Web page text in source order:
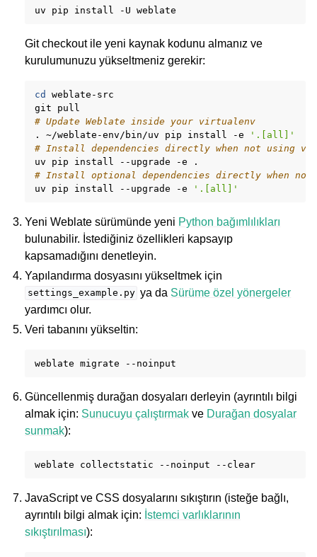
uv pip install -U
Git checkout ile yeni kaynak kodunu almanız ve
kurulumunuzu yükseltmeniz gerekir:
cd
weblate-src
git
# Update Weblate inside your virtualenv
.
~/weblate-env/bin/uv pip install -e
'.[all]'
# Install dependencies directly when not using
uv
pip install --upgrade -e
# Install optional dependencies directly when
uv
pip install --upgrade -e '.[all]'
Yeni Weblate sürümünde yeni Python bağımlılıkları
bulunabilir. İstediğiniz özellikleri kapsayıp
kapsamadığını denetleyin.
Yapılandırma dosyasını yükseltmek için
settings_example.py ya da Sürüme özel yönergeler
yardımcı olur.
Veri tabanını yükseltin:
weblate migrate
Güncellenmiş durağan dosyaları derleyin (ayrıntılı bilgi
almak için: Sunucuyu çalıştırmak ve Durağan dosyalar
sunmak):
weblate collectstatic --noinput
JavaScript ve CSS dosyalarını sıkıştırın (isteğe bağlı,
ayrıntılı bilgi almak için: İstemci varlıklarının
sıkıştırılması):